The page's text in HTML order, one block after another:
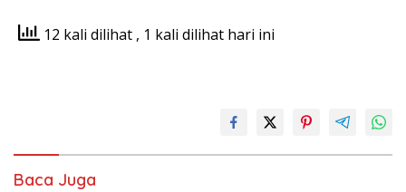
12 kali dilihat , 1 kali dilihat hari ini
Baca Juga